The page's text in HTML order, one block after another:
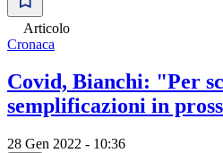
Articolo
Cronaca
Covid, Bianchi: "Per
semplificazioni in
28 Gen 2022 - 10:36